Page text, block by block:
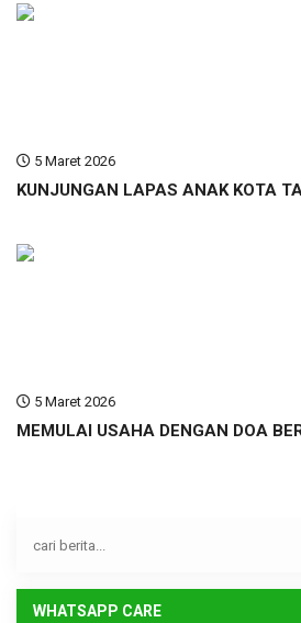
5 Maret 2026
KUNJUNGAN LAPAS ANAK KOTA
5 Maret 2026
MEMULAI USAHA DENGAN DOA
WHATSAPP CARE